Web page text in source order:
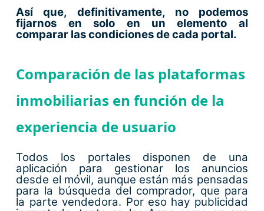
Así que, definitivamente, no podemos
fijarnos en solo en un elemento al
comparar las condiciones de cada portal.
Comparación de las plataformas
inmobiliarias en función de la
experiencia de usuario
Todos los portales disponen de una
aplicación para gestionar los anuncios
desde el móvil, aunque están más pensadas
para la búsqueda del comprador, que para
la parte vendedora. Por eso hay publicidad